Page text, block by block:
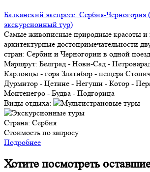
Балканский экспресс: Сербия-
экскурсионный тур)
Самые живописные природные красоты и
архитектурные достопримечательности
стран: Сербии и Черногории в одной
Маршрут: Белград - Нови-Сад -
Карловцы - гора Златибор - пещера
Дурмитор - Цетине - Негуши - Котор -
Монтенегро - Будва - Подгорица
Виды отдыха:
Страна: Сербия
Стоимость по запросу
Подробнее
Хотите посмотреть